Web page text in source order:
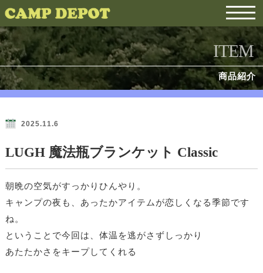
ITEM
商品紹介
2025.11.6
LUGH 魔法瓶ブランケット Classic
朝晩の空気がすっかりひんやり。
キャンプの夜も、 あったかアイテムが恋しくなる季節です
ね。
ということで今回は、 体温を逃がさずしっかり
あたたかさをキープしてくれる